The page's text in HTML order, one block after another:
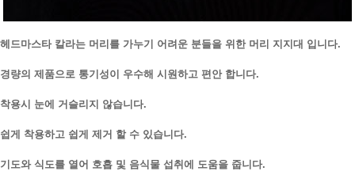
헤드마스타 칼라는 머리를 가누기 어려운 분들을 위한 머리 지지대 입니다.
경량의 제품으로 통기성이 우수해 시원하고 편안 합니다.
착용시 눈에 거슬리지 않습니다.
쉽게 착용하고 쉽게 제거 할 수 있습니다.
기도와 식도를 열어 호흡 및 음식물 섭취에 도움을 줍니다.